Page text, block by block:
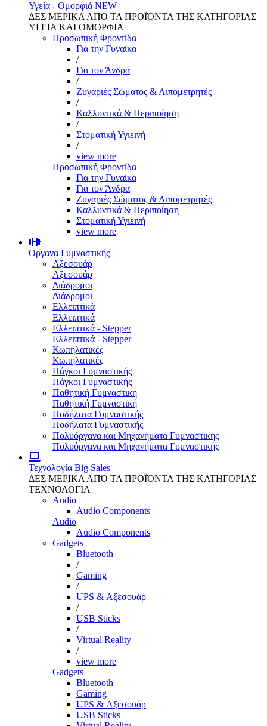
Υγεία - Ομορφιά NEW
ΔΕΣ ΜΕΡΙΚΑ ΑΠΌ ΤΑ ΠΡΟΪΌΝΤΑ ΤΗΣ ΚΑΤΗΓΟΡΙΑΣ
ΥΓΕΙΑ ΚΑΙ ΟΜΟΡΦΙΑ
Προσωπική Φροντίδα
Για την Γυναίκα
/
Για τον Άνδρα
/
Ζυγαριές Σώματος & Λιπομετρητές
/
Καλλυντικά & Περιποίηση
/
Στοματική Υγιεινή
/
view more
Προσωπική Φροντίδα
Για την Γυναίκα
Για τον Άνδρα
Ζυγαριές Σώματος & Λιπομετρητές
Καλλυντικά & Περιποίηση
Στοματική Υγιεινή
view more
Όργανα Γυμναστικής
Αξεσουάρ
Αξεσουάρ
Διάδρομοι
Διάδρομοι
Ελλειπτικά
Ελλειπτικά
Ελλειπτικά - Stepper
Ελλειπτικά - Stepper
Κωπηλατικές
Κωπηλατικές
Πάγκοι Γυμναστικής
Πάγκοι Γυμναστικής
Παθητική Γυμναστική
Παθητική Γυμναστική
Ποδήλατα Γυμναστικής
Ποδήλατα Γυμναστικής
Πολυόργανα και Μηχανήματα Γυμναστικής
Πολυόργανα και Μηχανήματα Γυμναστικής
Τεχνολογία Big Sales
ΔΕΣ ΜΕΡΙΚΑ ΑΠΌ ΤΑ ΠΡΟΪΌΝΤΑ ΤΗΣ ΚΑΤΗΓΟΡΙΑΣ
ΤΕΧΝΟΛΟΓΙΑ
Audio
Audio Components
Audio
Audio Components
Gadgets
Bluetooth
/
Gaming
/
UPS & Αξεσουάρ
/
USB Sticks
/
Virtual Reality
/
view more
Gadgets
Bluetooth
Gaming
UPS & Αξεσουάρ
USB Sticks